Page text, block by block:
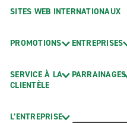
SITES WEB INTERNATIONAUX
PROMOTIONS
SERVICE À LA
CLIENTÈLE
L’ENTREPRISE
ENTREPRISES
PARRAINAGES